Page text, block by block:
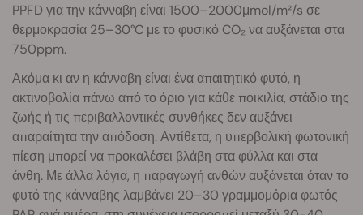
PPFD για την κάνναβη είναι 1500–2000μmol/m²/s σε
θερμοκρασία 25–30°C με το φυσικό CO₂ να αυξάνεται στα
750ppm.
Ακόμα κι αν η κάνναβη είναι ένα απαιτητικό φυτό, η
ακτινοβολία πάνω από το όριο για κάθε ποικιλία, στάδιο της
ζωής ή τις περιβαλλοντικές συνθήκες δεν αυξάνει
απαραίτητα την απόδοση. Αντίθετα, η υπερβολική φωτονική
πίεση μπορεί να προκαλέσει βλάβη στα φύλλα και στα
άνθη. Με άλλα λόγια, η παραγωγή ανθών αυξάνεται όταν το
φυτό της κάνναβης λαμβάνει 20–30 γραμμομόρια φωτός